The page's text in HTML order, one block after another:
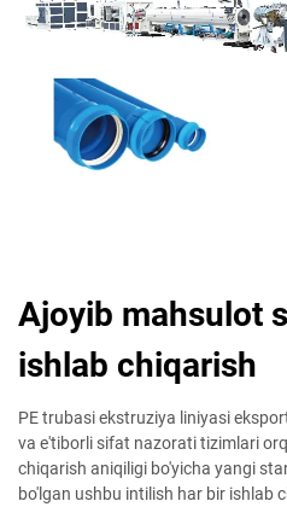
Ajoyib mahsulot
ishlab chiqarish
PE trubasi ekstruziya liniyasi
va e'tiborli sifat nazorati tizimlari
chiqarish aniqiligi bo'yicha yangi
bo'lgan ushbu intilish har bir ishlab